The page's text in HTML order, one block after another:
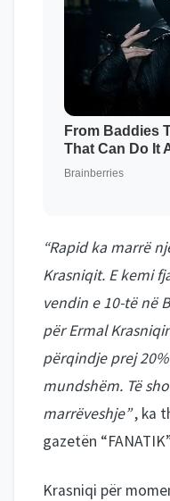
“Rapid ka marrë
Krasniqit. E kemi
vendin e 10-të në
për Ermal
përqindje prej
mundshëm. Të
marrëveshje”, ka
gazetën
Krasniqi për